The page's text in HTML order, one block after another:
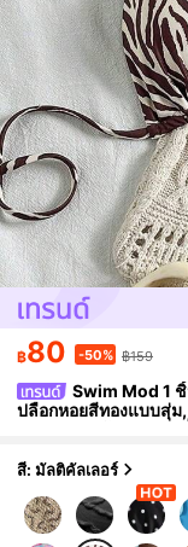
฿80 -50% ฿159
Swim Mod 1
ปลือกหอยสีทองแบบสุ่
หญิง
สี: มัลติคัลเลอร์